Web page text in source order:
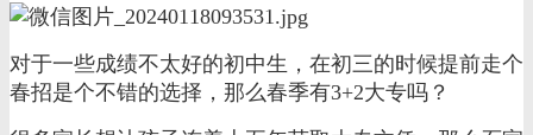
对于一些成绩不太好的初中生，在初三的时候提前走个
春招是个不错的选择，那么春季有3+2大专吗？